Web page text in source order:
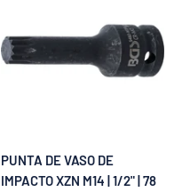
PUNTA DE VASO DE
IMPACTO XZN M14 | 1/2" | 78